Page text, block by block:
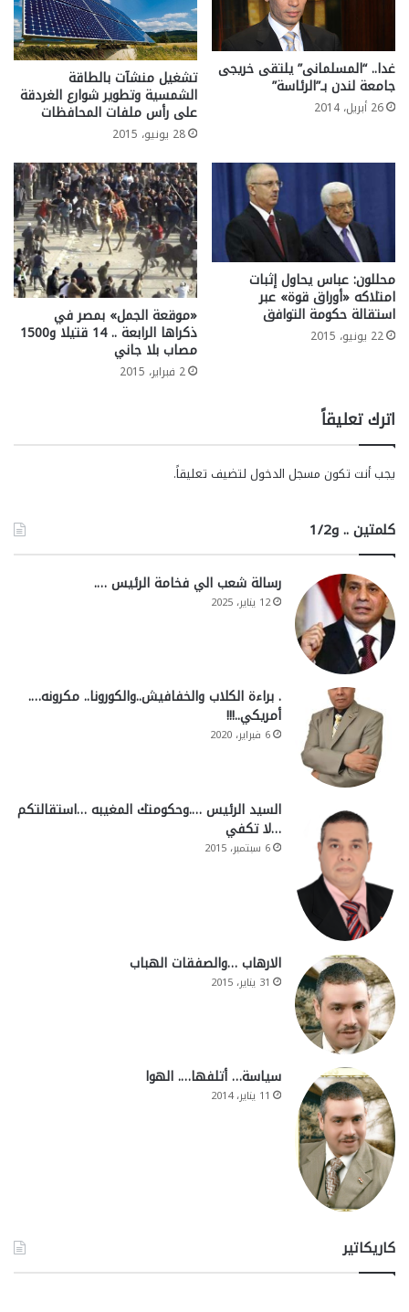
غدا.. “المسلمانى” يلتقى خريجى
جامعة لندن بـ”الرئاسة”
26 أبريل، 2014
تشغيل منشآت بالطاقة
الشمسية وتطوير شوارع الغردقة
على رأس ملفات المحافظات
28 يونيو، 2015
محللون: عباس يحاول إثبات
امتلاكه «أوراق قوة» عبر
استقالة حكومة التوافق
22 يونيو، 2015
«موقعة الجمل» بمصر في
ذكراها الرابعة .. 14 قتيلا و1500
مصاب بلا جاني
2 فبراير، 2015
اترك تعليقاً
يجب أنت تكون مسجل الدخول لتضيف تعليقاً.
كلمتين .. و1/2
رسالة شعب الي فخامة الرئيس ….
12 يناير، 2025
. براءة الكلاب والخفافيش..والكورونا.. مكرونه….
أمريكي..!!!
6 فبراير، 2020
السيد الرئيس ….وحكومتك المغيبه …استقالتكم
…لا تكفي
6 سبتمبر، 2015
الارهاب …والصفقات الهباب
31 يناير، 2015
سياسة… أتلفها…. الهوا
11 يناير، 2014
كاريكاتير